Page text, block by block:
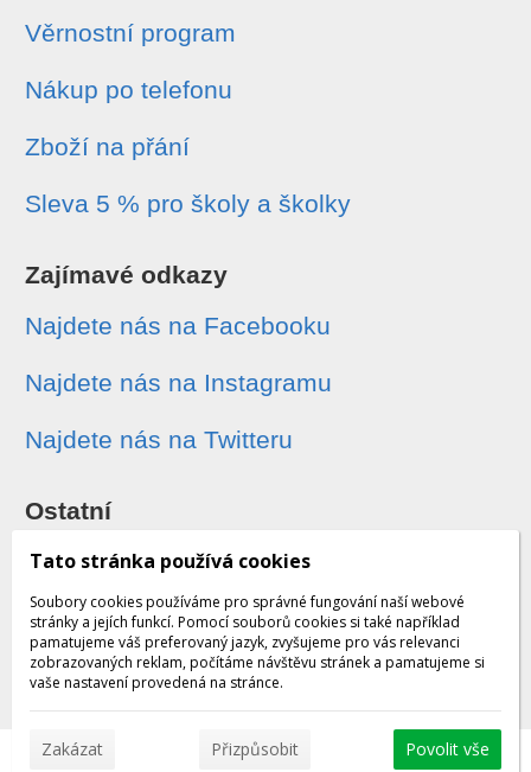
Věrnostní program
Nákup po telefonu
Zboží na přání
Sleva 5 % pro školy a školky
Zajímavé odkazy
Najdete nás na Facebooku
Najdete nás na Instagramu
Najdete nás na Twitteru
Ostatní
Sledování zásilek
Dárkové poukazy
Obchodní podmínky - archiv
www.wexbo.com |Přihlásit
Tato stránka používá cookies
Soubory cookies používáme pro správné fungování naší webové
stránky a jejích funkcí. Pomocí souborů cookies si také například
pamatujeme váš preferovaný jazyk, zvyšujeme pro vás relevanci
zobrazovaných reklam, počítáme návštěvu stránek a pamatujeme si
vaše nastavení provedená na stránce.
Zakázat Přizpůsobit Povolit vše